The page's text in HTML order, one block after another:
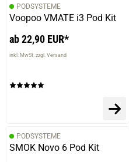
verifizierter Onlinekauf.
Schon seit Jahren ist das
Xaver R.
verifizierter Onlinekauf.
PODSYSTEME
Voopoo VMATE i3 Pod Kit
ab 22,90 EUR*
inkl. MwSt. zzgl. Versand
PODSYSTEME
SMOK Novo 6 Pod Kit